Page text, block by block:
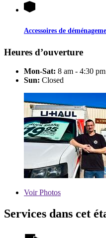
Accessoires de
Heures d’ouverture
Mon-Sat: 8 am - 4:30 pm
Sun: Closed
VoirPhotos
Services dans cet